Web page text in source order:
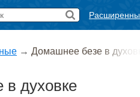
→ Домашнее безе в
духовке